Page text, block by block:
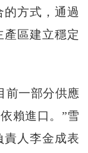
的方式，通過
產區建立穩定
一部分供應
賴進口。”雪
責人李金成表